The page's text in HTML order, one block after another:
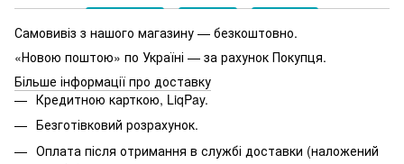
Самовивіз з нашого магазину — безкоштовно.
«Новою поштою» по Україні — за рахунок Покупця.
Більше інформації про доставку
Кредитною карткою, LiqPay.
Безготівковий розрахунок.
Оплата після отримання в службі доставки (наложений